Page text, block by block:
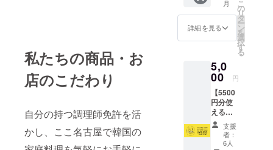
私たちの商品・お
店のこだわり
自分の持つ調理師免許を活
かし、ここ名古屋で韓国の
分の食
券カー
ドをお
渡しい
たしま
カード
受け渡
し時
に、店
舗ス
タッフ
より心
からの
お礼の
月
詳細を見る
こ
の
リ
タ
ー
ン
を
選
択
す
る
5,0
00 円
【5500
円分使
えるの
BUY
LOCAL
nagoya
支援
者：
6人